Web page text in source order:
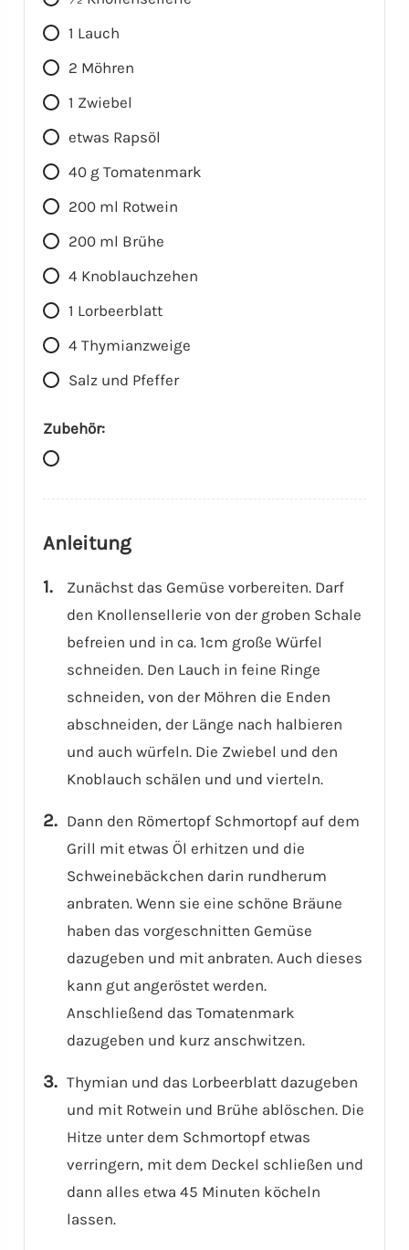
1 Lauch
2 Möhren
1 Zwiebel
etwas Rapsöl
40 g Tomatenmark
200 ml Rotwein
200 ml Brühe
4 Knoblauchzehen
1 Lorbeerblatt
4 Thymianzweige
Salz und Pfeffer
Zubehör:
Anleitung
Zunächst das Gemüse vorbereiten. Darf
den Knollensellerie von der groben Schale
befreien und in ca. 1cm große Würfel
schneiden. Den Lauch in feine Ringe
schneiden, von der Möhren die Enden
abschneiden, der Länge nach halbieren
und auch würfeln. Die Zwiebel und den
Knoblauch schälen und und vierteln.
Dann den Römertopf Schmortopf auf dem
Grill mit etwas Öl erhitzen und die
Schweinebäckchen darin rundherum
anbraten. Wenn sie eine schöne Bräune
haben das vorgeschnitten Gemüse
dazugeben und mit anbraten. Auch dieses
kann gut angeröstet werden.
Anschließend das Tomatenmark
dazugeben und kurz anschwitzen.
Thymian und das Lorbeerblatt dazugeben
und mit Rotwein und Brühe ablöschen. Die
Hitze unter dem Schmortopf etwas
verringern, mit dem Deckel schließen und
dann alles etwa 45 Minuten köcheln
lassen.